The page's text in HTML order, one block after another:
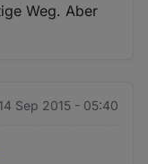
Weg. Aber
Sep 2015 - 05:40